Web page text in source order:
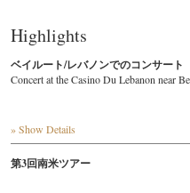
Highlights
ベイルート/レバノンでのコンサート
Concert at the Casino Du Lebanon near
» Show Details
第3回南米ツアー